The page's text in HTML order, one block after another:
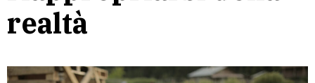
realtà